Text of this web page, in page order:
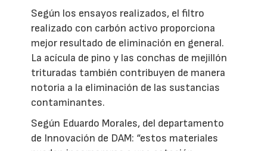
Según los ensayos realizados, el filtro
realizado con carbón activo proporciona
mejor resultado de eliminación en general.
La acícula de pino y las conchas de mejillón
trituradas también contribuyen de manera
notoria a la eliminación de las sustancias
contaminantes.
Según Eduardo Morales, del departamento
de Innovación de DAM: “estos materiales